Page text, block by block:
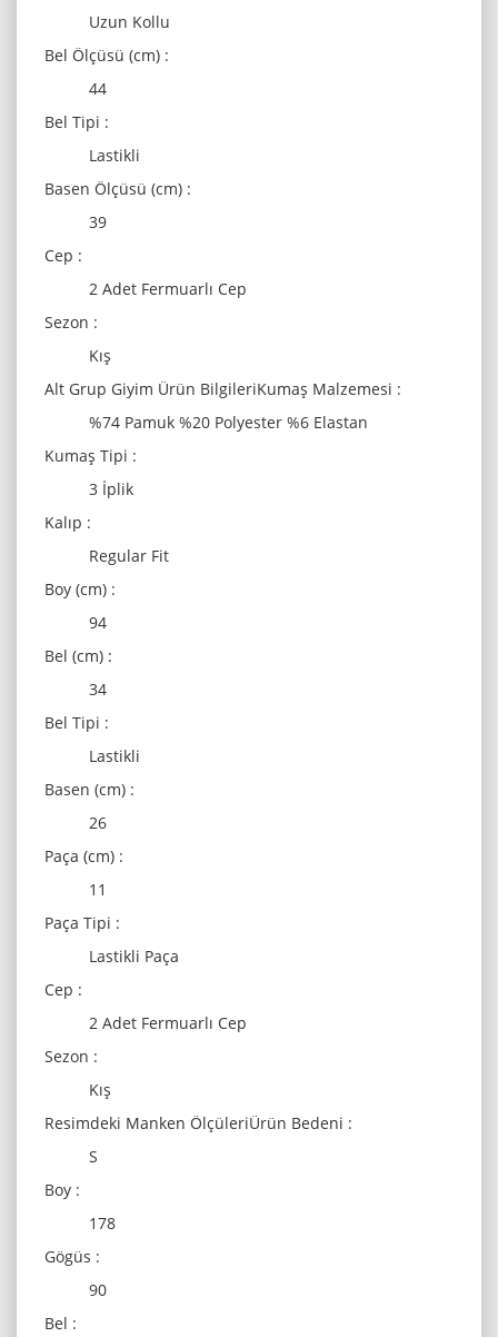
Uzun Kollu
Bel Ölçüsü (cm) :
44
Bel Tipi :
Lastikli
Basen Ölçüsü (cm) :
39
Cep :
2 Adet Fermuarlı Cep
Sezon :
Kış
Alt Grup Giyim Ürün BilgileriKumaş Malzemesi :
%74 Pamuk %20 Polyester %6 Elastan
Kumaş Tipi :
3 İplik
Kalıp :
Regular Fit
Boy (cm) :
94
Bel (cm) :
34
Bel Tipi :
Lastikli
Basen (cm) :
26
Paça (cm) :
11
Paça Tipi :
Lastikli Paça
Cep :
2 Adet Fermuarlı Cep
Sezon :
Kış
Resimdeki Manken ÖlçüleriÜrün Bedeni :
S
Boy :
178
Gögüs :
90
Bel :